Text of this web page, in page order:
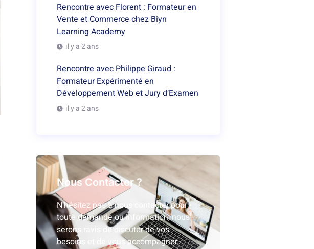
Rencontre avec Florent : Formateur en
Vente et Commerce chez Biyn
Learning Academy
il y a 2 ans
Rencontre avec Philippe Giraud :
Formateur Expérimenté en
Développement Web et Jury d’Examen
il y a 2 ans
Nous Contacter ?
N’hésitez pas à nous contacter pour
toute demande ou information, nous
serons ravis de discuter de vos
besoins et de vous accompagner.